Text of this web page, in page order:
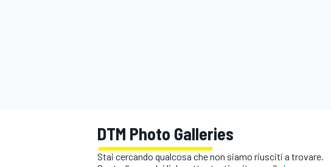
DTM Photo Galleries
Stai cercando qualcosa che non siamo riusciti a trovare.